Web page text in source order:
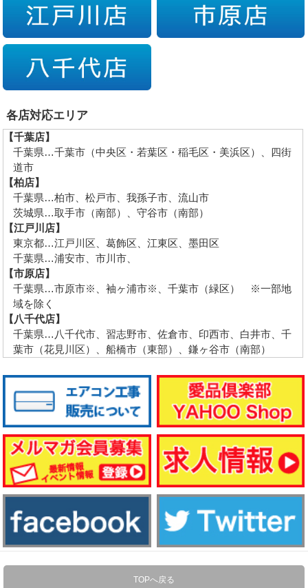
各店対応エリア
【千葉店】
千葉県…千葉市（中央区・若葉区・稲毛区・美浜区）、四街
道市
【柏店】
千葉県…柏市、松戸市、我孫子市、流山市
茨城県…取手市（南部）、守谷市（南部）
【江戸川店】
東京都…江戸川区、葛飾区、江東区、墨田区
千葉県…浦安市、市川市、
【市原店】
千葉県…市原市※、袖ヶ浦市※、千葉市（緑区） ※一部地
域を除く
【八千代店】
千葉県…八千代市、習志野市、佐倉市、印西市、白井市、千
葉市（花見川区）、船橋市（東部）、鎌ヶ谷市（南部）
TOPへ戻る